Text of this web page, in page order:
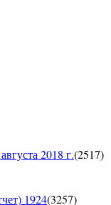
2018 г.(2517)
1924(3257)